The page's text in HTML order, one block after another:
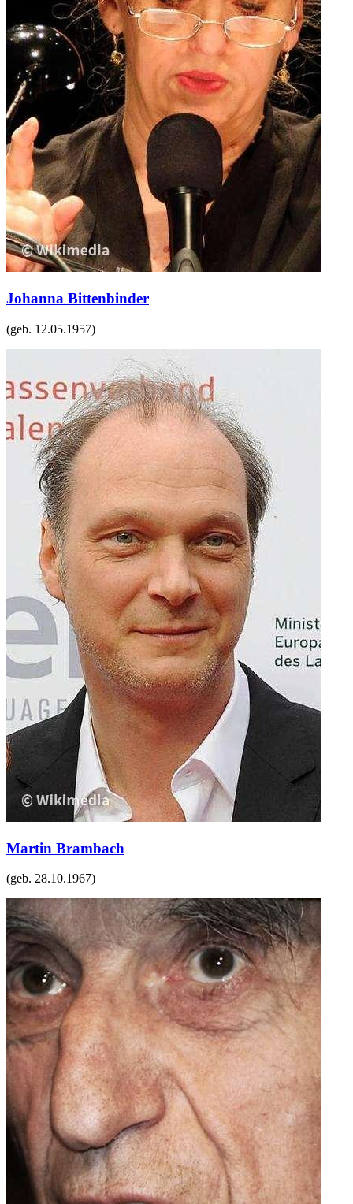
Johanna Bittenbinder
(geb. 12.05.1957)
Martin Brambach
(geb. 28.10.1967)